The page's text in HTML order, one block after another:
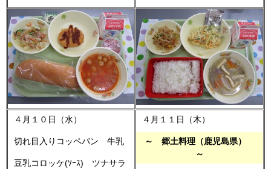
４月１０日（水）
切れ目入りコッペパン 牛乳
豆乳コロッケ(ｿｰｽ) ツナサラ
４月１１日（木）
～ 郷土料理（鹿児島県）
～